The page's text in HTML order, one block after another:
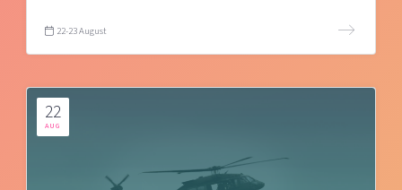
22-23 August
22
AUG